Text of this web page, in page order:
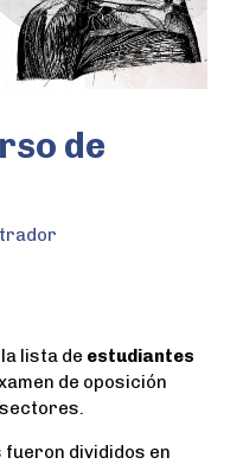
de
lista de estudiantes
de oposición
fueron divididos en